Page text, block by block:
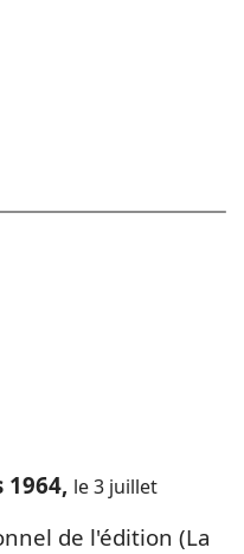
1964, le 3 juillet
de l'édition (La